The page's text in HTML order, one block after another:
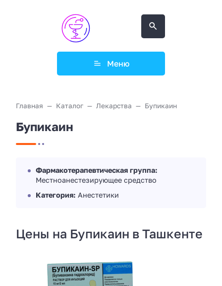
Меню
Главная Каталог Лекарства Бупикаин
Бупикаин
Фармакотерапевтическая группа:
Местноанестезирующее средство
Категория: Анестетики
Цены на Бупикаин в Ташкенте